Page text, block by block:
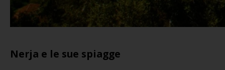
Nerja e le sue spiagge